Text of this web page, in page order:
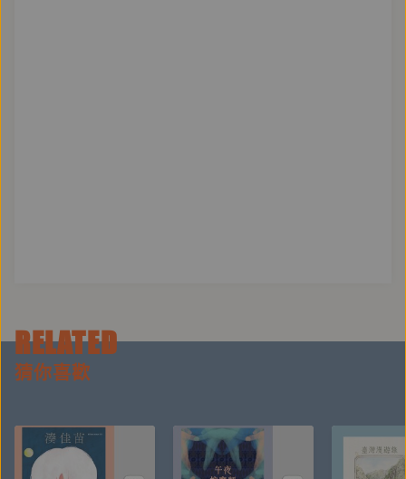
在錄製這本有聲書時，有朋友問了我一些問題，他們的
提問，或許你也有相同的好奇，接下來，就讓我跟你們
RELATED
猜你喜歡